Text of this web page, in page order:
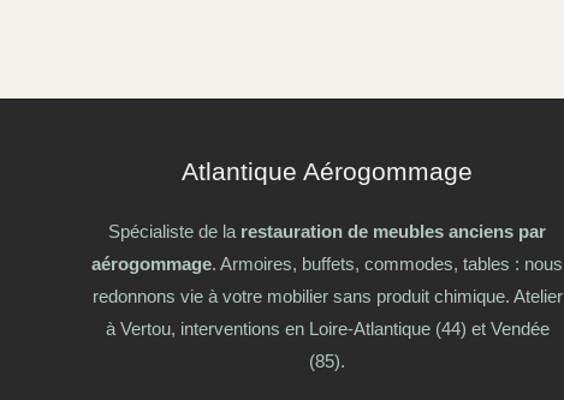
Atlantique Aérogommage
Spécialiste de la restauration de meubles anciens par
aérogommage. Armoires, buffets, commodes, tables : nous
redonnons vie à votre mobilier sans produit chimique. Atelier
à Vertou, interventions en Loire-Atlantique (44) et Vendée
(85).